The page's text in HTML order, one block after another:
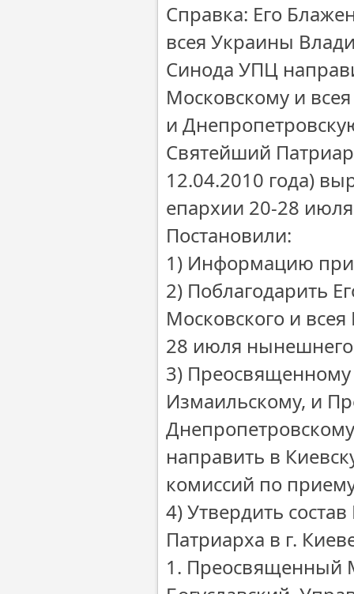
Справка: Его
всея Украины
Синода УПЦ
Московскому и
и
Святейший
12.04.2010 года)
епархии 20-28
Постановили:
1) Информацию
2) Поблагодарить
Московского и
28 июля нынешнего
3) Преосвященному
Измаильскому, и
направить в
комиссий по
4) Утвердить
Патриарха в г.
1. Преосвященный